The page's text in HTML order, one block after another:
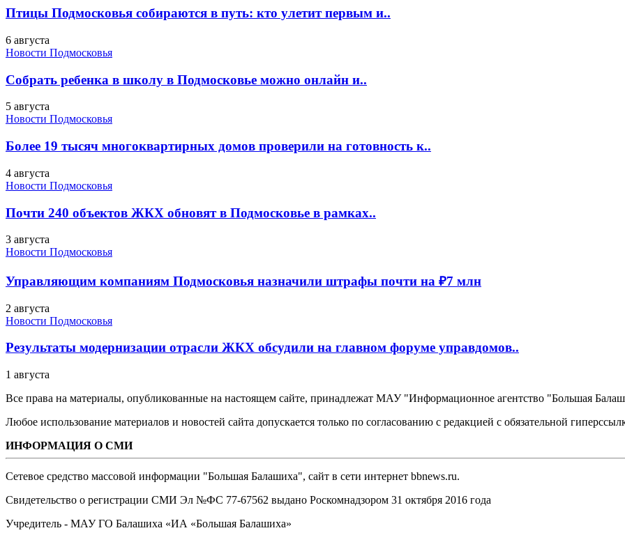
Птицы Подмосковья собираются в путь: кто улетит первым и..
6 августа
Новости Подмосковья
Собрать ребенка в школу в Подмосковье можно онлайн и..
5 августа
Новости Подмосковья
Более 19 тысяч многоквартирных домов проверили на готовность к..
4 августа
Новости Подмосковья
Почти 240 объектов ЖКХ обновят в Подмосковье в рамках..
3 августа
Новости Подмосковья
Управляющим компаниям Подмосковья назначили штрафы почти на ₽7 млн
2 августа
Новости Подмосковья
Результаты модернизации отрасли ЖКХ обсудили на главном форуме управдомов..
1 августа
Все права на материалы, опубликованные на настоящем сайте, принадлежат МАУ "Информационное агентство "Большая
Любое использование материалов и новостей сайта допускается только по согласованию с редакцией с обязательной
ИНФОРМАЦИЯ О СМИ
Сетевое средство массовой информации "Большая Балашиха", сайт в сети интернет bbnews.ru.
Свидетельство о регистрации СМИ Эл №ФС ‎77-67562 выдано Роскомнадзором 31 октября 2016 года
Учредитель - МАУ ГО Балашиха «ИА «Большая Балашиха»